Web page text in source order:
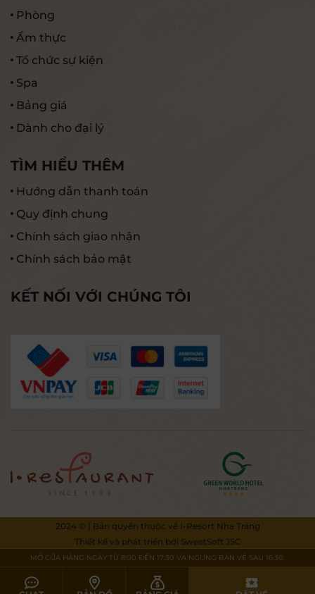
Phòng
Ẩm thực
Tổ chức sự kiện
Spa
Bảng giá
Dành cho đại lý
TÌM HIỂU THÊM
Hướng dẫn thanh toán
Quy định chung
Chính sách giao nhận
Chính sách bảo mật
KẾT NỐI VỚI CHÚNG TÔI
2024 © | Bản quyền thuộc về I-Resort Nha Trang
Thiết kế và phát triển bởi SweetSoft JSC
MỞ CỬA HÀNG NGÀY TỪ 8:00 ĐẾN 17:30 VÀ NGƯNG BÁN VÉ SAU 16:30.